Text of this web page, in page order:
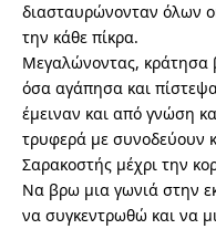
διασταυρώνονταν όλων
την κάθε πίκρα.
Μεγαλώνοντας, κράτησα
όσα αγάπησα και
έμειναν και από γνώση
τρυφερά με συνοδεύουν
Σαρακοστής μέχρι την
Να βρω μια γωνιά στην
να συγκεντρωθώ και να